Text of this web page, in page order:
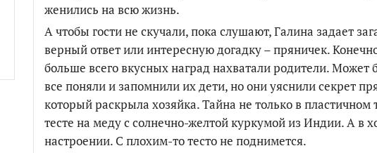
женились на всю жизнь.
А чтобы гости не скучали, пока слушают, Галина задает
верный ответ или интересную догадку – пряничек.
больше всего вкусных наград нахватали родители. Может
все поняли и запомнили их дети, но они уяснили секрет
который раскрыла хозяйка. Тайна не только в пластичном
тесте на меду с солнечно-желтой куркумой из Индии. А в
настроении. С плохим-то тесто не поднимется.